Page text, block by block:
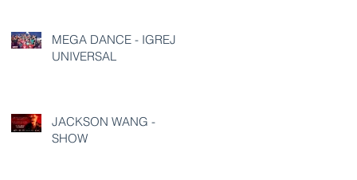
MEGA DANCE - IGREJA
UNIVERSAL
JACKSON WANG -
SHOW